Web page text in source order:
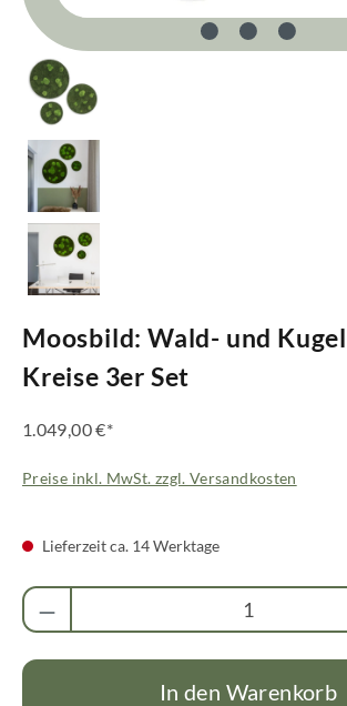
Moosbild: Wald- und
Kreise 3er Set
1.049,00 €*
Preise inkl. MwSt. zzgl. Versandkosten
Lieferzeit ca. 14 Werktage
Produkt Anzahl: Gib den
In den Warenkorb